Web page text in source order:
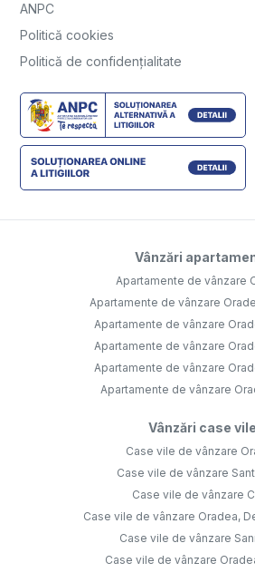
ANPC
Politică cookies
Politică de confidențialitate
Vânzări
Apartamente de vânzare
Apartamente de vânzare
Apartamente de vânzare
Apartamente de vânzare
Apartamente de vânzare
Apartamente de vânzare
Vânzări case vile
Case vile de vânzare
Case vile de vânzare
Case vile de vânzare
Case vile de vânzare Oradea,
Case vile de vânzare
Case vile de vânzare